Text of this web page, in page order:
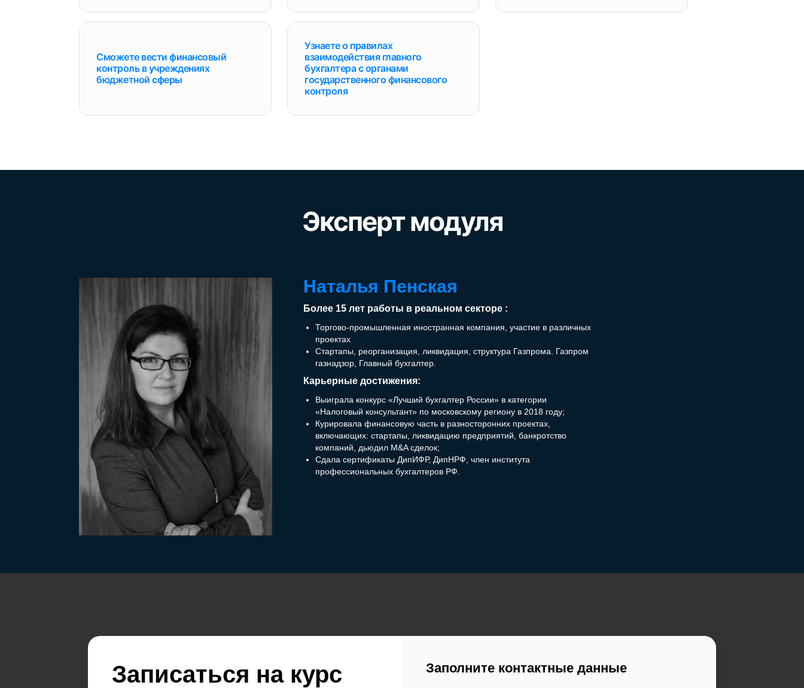
Сможете вести финансовый
контроль в учреждениях
бюджетной сферы
Узнаете о правилах
взаимодействия главного
бухгалтера с органами
государственного финансового
контроля
Эксперт модуля
Наталья Пенская
Более 15 лет работы в реальном секторе :
Торгово-промышленная иностранная компания, участие в различных
проектах
Стартапы, реорганизация, ликвидация, структура Газпрома. Газпром
газнадзор, Главный бухгалтер.
Выиграла конкурс «Лучший бухгалтер России» в категории
«Налоговый консультант» по московскому региону в 2018 году;
Курировала финансовую часть в разносторонних проектах,
включающих: стартапы, ликвидацию предприятий, банкротство
компаний, дьюдил M&A сделок;
Сдала сертификаты ДипИФР, ДипНРФ, член института
профессиональных бухгалтеров РФ.
Карьерные достижения:
Записаться на курс Заполните контактные данные